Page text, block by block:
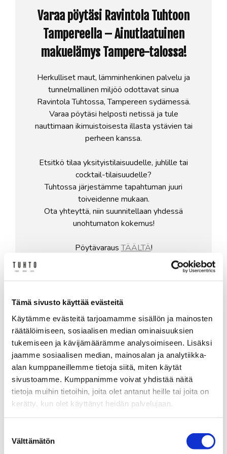
Tämä sivusto käyttää evästeitä
Käytämme evästeitä tarjoamamme sisällön ja mainosten
räätälöimiseen, sosiaalisen median ominaisuuksien
tukemiseen ja kävijämäärämme analysoimiseen. Lisäksi
jaamme sosiaalisen median, mainosalan ja analytiikka-
alan kumppaneillemme tietoja siitä, miten käytät
sivustoamme. Kumppanimme voivat yhdistää näitä
tietoja muihin tietoihin, joita olet antanut heille tai joita on
kerätty, kun olet käyttänyt heidän palvelujaan.
valinta
Välttämätön
Varaa pöytäsi Ravintola Tuhtoon
Tampereella – Ainutlaatuinen
makuelämys Tampere-talossa!
Herkulliset maut, lämminhenkinen palvelu ja
tunnelmallinen miljöö odottavat sinua
Ravintola Tuhtossa, Tampereen sydämessä.
Varaa pöytäsi helposti netissä ja tule
nauttimaan ikimuistoisesta illasta ystävien tai
perheen kanssa.
Etsitkö tilaa yksityistilaisuudelle, juhlille tai
cocktail-tilaisuudelle?
Tuhtossa järjestämme tapahtuman juuri
toiveidenne mukaan.
Ota yhteyttä, niin suunnitellaan yhdessä
unohtumaton kokemus!
PöytävarausTÄÄLTÄ!
33100 Tampere
Ravintolan sali: tuhto@royalravintolat.com ja
+358 50 331 9315
Myyntitiimi: ravintola@tampere-talo.fi ja +358
50 388 71 55 (ma-pe 13.00-15.00)